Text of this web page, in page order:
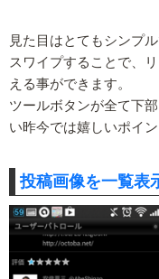
見た目はとてもシンプ
スワイプすることで、
える事ができます。
ツールボタンが全て下
い昨今では嬉しいポイン
投稿画像を一覧表